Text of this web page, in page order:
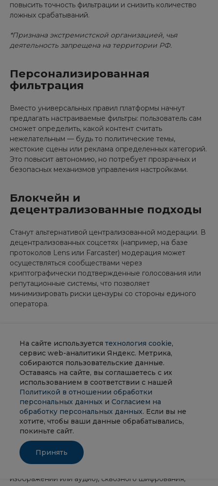
повысить точность фильтрации и снизить количество
ложных срабатываний.
*Признана экстремистской организацией, чья
деятельность запрещена на территории РФ.
Персонализированная
фильтрация
Вместо универсальных правил платформы начнут
предлагать настраиваемые фильтры: пользователь сам
сможет определить, какой контент считать
нежелательным — будь то политические темы,
жестокие сцены или реклама определенных категорий.
Это повысит автономию, но потребует прозрачных и
безопасных механизмов управления настройками.
Блокчейн и
децентрализованные подходы
Станут альтернативой централизованной модерации. В
децентрализованных соцсетях (например, на базе
протоколов Lens или Farcaster) модерация может
осуществляться сообществами через
криптографически подтвержденные голосования или
репутационные системы, что позволяет
минимизировать риски цензуры со стороны единого
оператора.
независимый аудит алгоритмов
Пользователи, регуляторы и исследователи требуют
большей прозрачности: публикации метрик
эффективности, тестирования на предвзятость, участия
независимых экспертов в оценке систем. Возможны
появление сертификаций «этичной модерации» и
обязательных отчетов по DSA-типу в других
юрисдикциях.
Однако развитие фильтрации неизбежно
сопровождается попытками ее обхода. Технологии
изображений или аудио), сквозного шифрования,
На сайте используется технология cookie,
сервис web-аналитики Яндекс. Метрика,
собираются пользовательские данные.
Оставаясь на сайте, вы соглашаетесь с их
использованием в соответствии с нашей
Политикой в отношении обработки
персональных данных и Согласием на
обработку персональных данных. Если вы не
хотите, чтобы ваши данные обрабатывались,
покиньте сайт.
Принять